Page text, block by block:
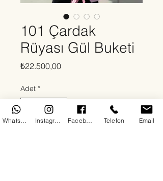
101 Çardak
Rüyası Gül Buketi
₺22.500,00Fiyat
Adet *
Telefon Email